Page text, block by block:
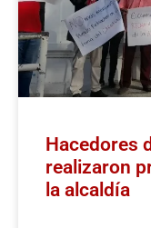
Hacedores
realizaron
la alcaldía